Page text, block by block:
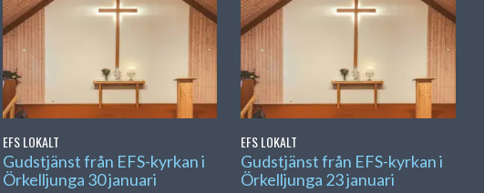
EFS LOKALT
Gudstjänst från EFS-kyrkan i
Örkelljunga 30 januari
EFS LOKALT
Gudstjänst från EFS-kyrkan i
Örkelljunga 23 januari